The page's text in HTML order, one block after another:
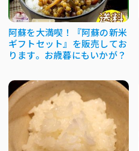
阿蘇を大満喫！『阿蘇の新米
ギフトセット』を販売してお
ります。お歳暮にもいかが？